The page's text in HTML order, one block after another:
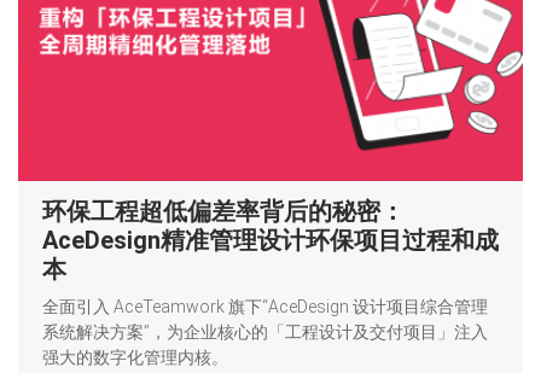
环保工程超低偏差率背后的秘密：
AceDesign精准管理设计环保项目过程和成
本
全面引入 AceTeamwork 旗下“AceDesign 设计项目综合管理
系统解决方案”，为企业核心的「工程设计及交付项目」注入
强大的数字化管理内核。